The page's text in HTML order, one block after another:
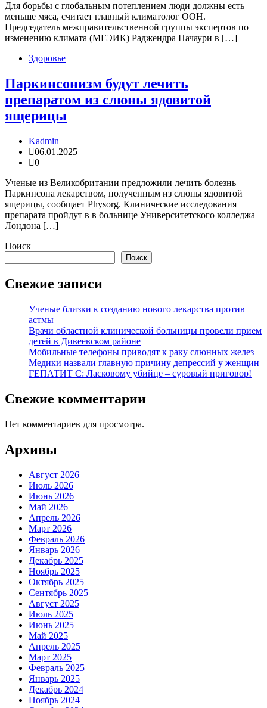
Для борьбы с глобальным потеплением люди должны есть
меньше мяса, считает главный климатолог ООН.
Председатель межправительственной группы экспертов по
изменению климата (МГЭИК) Раджендра Пачаури в […]
Здоровье
Паркинсонизм будут лечить
препаратом из слюны ядовитой
ящерицы
Kadmin
06.01.2025
0
Ученые из Великобритании предложили лечить болезнь
Паркинсона лекарством, полученным из слюны ядовитой
ящерицы, сообщает Physorg. Клинические исследования
препарата пройдут в в больнице Университетского колледжа
Лондона […]
Поиск
Поиск
Свежие записи
Ученые близки к созданию нового лекарства против
астмы
Врачи областной клинической больницы провели прием
детей в Дивеевском районе
Мобильные телефоны приводят к раку слюнных желез
Медики назвали главную причину депрессий у женщин
ГЕПАТИТ С: Ласковому убийце – суровый приговор!
Свежие комментарии
Нет комментариев для просмотра.
Архивы
Август 2026
Июль 2026
Июнь 2026
Май 2026
Апрель 2026
Март 2026
Февраль 2026
Январь 2026
Декабрь 2025
Ноябрь 2025
Октябрь 2025
Сентябрь 2025
Август 2025
Июль 2025
Июнь 2025
Май 2025
Апрель 2025
Март 2025
Февраль 2025
Январь 2025
Декабрь 2024
Ноябрь 2024